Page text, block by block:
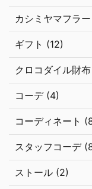
カシミヤマフラ
ギフト (12)
クロコダイル財
コーデ (4)
コーディネート
スタッフコーデ
ストール (2)